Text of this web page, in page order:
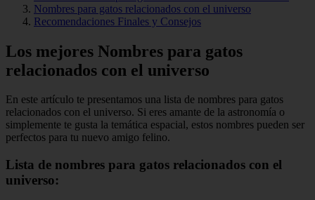
Nombres para gatos relacionados con el universo
Recomendaciones Finales y Consejos
Los mejores Nombres para gatos
relacionados con el universo
En este artículo te presentamos una lista de nombres para gatos
relacionados con el universo. Si eres amante de la astronomía o
simplemente te gusta la temática espacial, estos nombres pueden ser
perfectos para tu nuevo amigo felino.
Lista de nombres para gatos relacionados con el
universo: